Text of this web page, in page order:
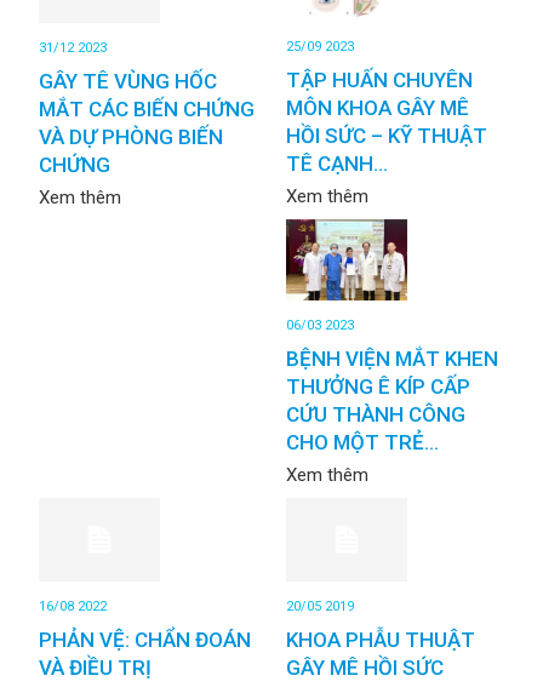
31/12 2023
GÂY TÊ VÙNG HỐC
MẮT CÁC BIẾN CHỨNG
VÀ DỰ PHÒNG BIẾN
CHỨNG
Xem thêm
25/09 2023
TẬP HUẤN CHUYÊN
MÔN KHOA GÂY MÊ
HỒI SỨC – KỸ THUẬT
TÊ CẠNH...
Xem thêm
06/03 2023
BỆNH VIỆN MẮT KHEN
THƯỞNG Ê KÍP CẤP
CỨU THÀNH CÔNG
CHO MỘT TRẺ...
Xem thêm
16/08 2022
PHẢN VỆ: CHẨN ĐOÁN
VÀ ĐIỀU TRỊ
20/05 2019
KHOA PHẪU THUẬT
GÂY MÊ HỒI SỨC